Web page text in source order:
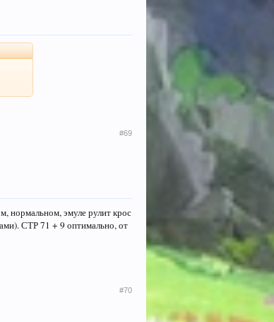
#69
нормальном, эмуле рулит крос
СТР 71 + 9 оптимально, от
#70